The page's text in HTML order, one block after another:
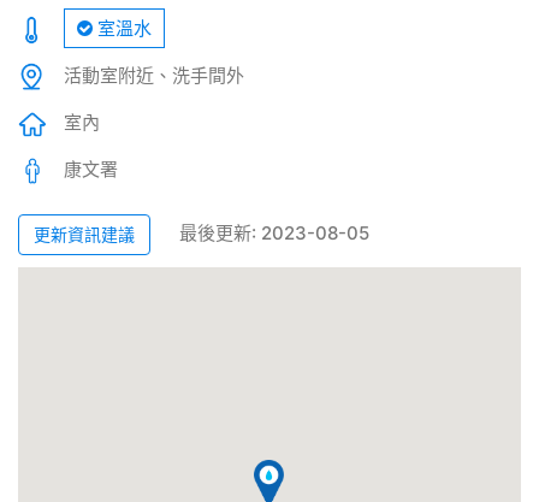
室溫水
活動室附近、洗手間外
室內
康文署
更新資訊建議 最後更新: 2023-08-05